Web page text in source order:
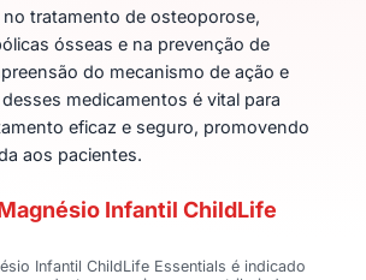
tratamento de osteoporose,
ósseas e na prevenção de
do mecanismo de ação e
medicamentos é vital para
eficaz e seguro, promovendo
aos pacientes.
Infantil ChildLife
Infantil ChildLife Essentials é indicado